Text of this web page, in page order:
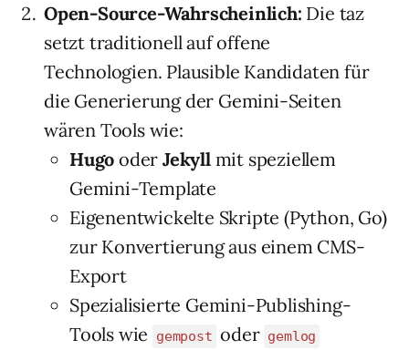
Open-Source-Wahrscheinlich: Die taz
setzt traditionell auf offene
Technologien. Plausible Kandidaten für
die Generierung der Gemini-Seiten
wären Tools wie:
Hugo oderJekyllmit speziellem
Gemini-Template
Eigenentwickelte Skripte (Python, Go)
zur Konvertierung aus einem CMS-
Export
Spezialisierte Gemini-Publishing-
Tools wie
gempost oder gemlog